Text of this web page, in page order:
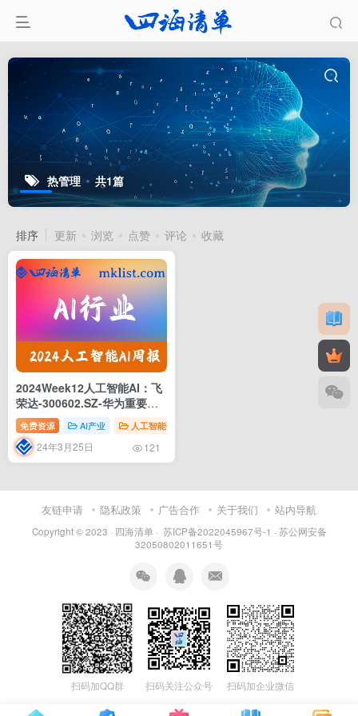
热管理 共1篇
排序 更新 浏览 点赞 评论 收藏
2024Week12人工智能AI：飞
荣达-300602.SZ-华为重要伙
伴方，AI时代热管理大有可为
免费资源 AI产业 人工智能研报
24年3月25日 121
友链申请 隐私政策 广告合作 关于我们 站内导航
Copyright © 2023 · 四海清单· 苏ICP备2022045967号-1 · 苏公网安备
32050802011651号
扫码加QQ群 扫码关注公众号 扫码加企业微信